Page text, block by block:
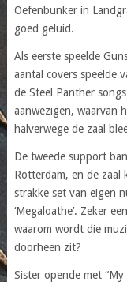
Oefenbunker in
goed geluid.
Als eerste speelde
aantal covers speelde
de Steel Panther
aanwezigen, waarvan
halverwege de zaal
De tweede support
Rotterdam, en de zaal
strakke set van eigen
‘Megaloathe’. Zeker
waarom wordt die
doorheen zit?
Sister opende met